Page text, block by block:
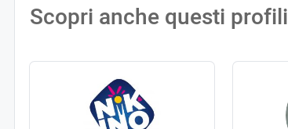
Scopri anche questi profili